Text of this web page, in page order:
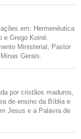
em: Hermenêutica
e Grego Koiné.
Ministerial, Pastor
Gerais.
por cristãos maduros,
de ensino da Bíblia e
Jesus e a Palavra de